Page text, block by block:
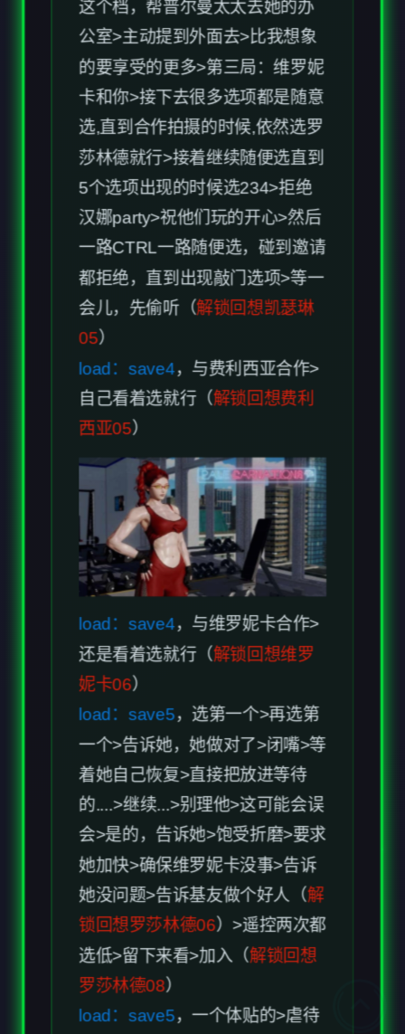
这个档，帮普尔曼太太去她的办
公室>主动提到外面去>比我想象
的要享受的更多>第三局：维罗妮
卡和你>接下去很多选项都是随意
选,直到合作拍摄的时候,依然选罗
莎林德就行>接着继续随便选直到
5个选项出现的时候选234>拒绝
汉娜party>祝他们玩的开心>然后
一路CTRL一路随便选，碰到邀请
都拒绝，直到出现敲门选项>等一
会儿，先偷听（
05）
load：save4，与费利西亚合作>
自己看着选就行（
西亚05）
load：save4，与维罗妮卡合作>
还是看着选就行（
妮卡06）
load：save5，选第一个>再选第
一个>告诉她，她做对了>闭嘴>等
着她自己恢复>直接把放进等待
的....>继续...>别理他>这可能会误
会>是的，告诉她>饱受折磨>要求
她加快>确保维罗妮卡没事>告诉
她没问题>告诉基友做个好人（解
锁回想罗莎林德06）>遥控两次都
选低>留下来看>加入（
罗莎林德08）